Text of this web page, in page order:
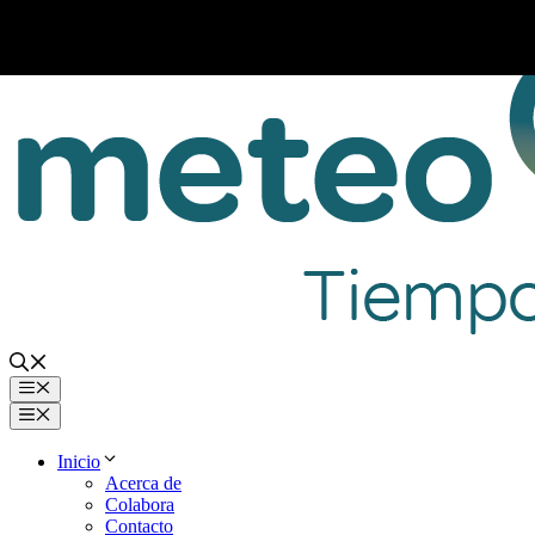
Menú
Menú
Inicio
Acerca de
Colabora
Contacto